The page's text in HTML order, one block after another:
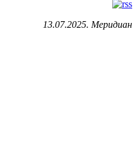
13.07.2025. Меридиан